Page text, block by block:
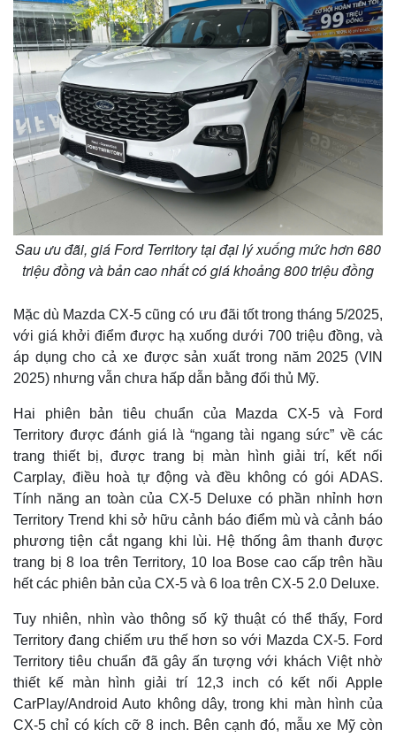
Thế giới
Quan sát
Cuộc sống đó đây
Hồ sơ
Multimedia
Video
Ảnh
E-Magazine
Sau ưu đãi, giá Ford Territory tại đại lý xuống mức hơn 680
triệu đồng và bản cao nhất có giá khoảng 800 triệu đồng
Mặc dù Mazda CX-5 cũng có ưu đãi tốt trong tháng 5/2025,
với giá khởi điểm được hạ xuống dưới 700 triệu đồng, và
áp dụng cho cả xe được sản xuất trong năm 2025 (VIN
2025) nhưng vẫn chưa hấp dẫn bằng đối thủ Mỹ.
Hai phiên bản tiêu chuẩn của Mazda CX-5 và Ford
Territory được đánh giá là “ngang tài ngang sức” về các
trang thiết bị, được trang bị màn hình giải trí, kết nối
Carplay, điều hoà tự động và đều không có gói ADAS.
Tính năng an toàn của CX-5 Deluxe có phần nhỉnh hơn
Territory Trend khi sở hữu cảnh báo điểm mù và cảnh báo
phương tiện cắt ngang khi lùi. Hệ thống âm thanh được
trang bị 8 loa trên Territory, 10 loa Bose cao cấp trên hầu
hết các phiên bản của CX-5 và 6 loa trên CX-5 2.0 Deluxe.
Tuy nhiên, nhìn vào thông số kỹ thuật có thể thấy, Ford
Territory đang chiếm ưu thế hơn so với Mazda CX-5. Ford
Territory tiêu chuẩn đã gây ấn tượng với khách Việt nhờ
thiết kế màn hình giải trí 12,3 inch có kết nối Apple
CarPlay/Android Auto không dây, trong khi màn hình của
CX-5 chỉ có kích cỡ 8 inch. Bên cạnh đó, mẫu xe Mỹ còn